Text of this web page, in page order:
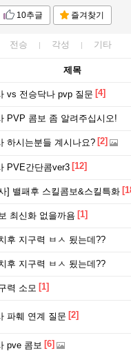
10추글 즐겨찾기
전승 각성 기타
제목
vs 전승닥나 pvp 질문 [4]
PVP 콤보 좀 알려주십시오!
하시는분들 계시나요? [2]
PVE간단콤ver3 [12]
] 밸패후 스킬콤보&스킬특화
최신화 없을까욤 [1]
후 지구력 ㅂㅅ 됬는데??
후 지구력 ㅂㅅ 됬는데??
력 소모 [1]
파훼 연계 질문 [2]
pve 콤보 [6]